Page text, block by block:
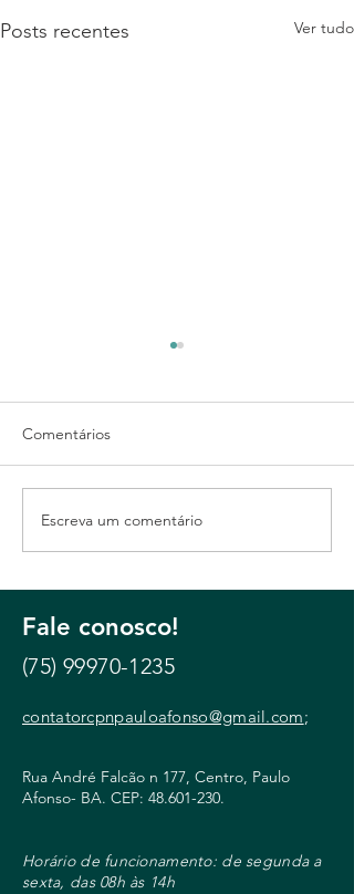
Posts recentes Ver tudo
Casamento Márcia e
Carlos
Comentários
Escreva um comentário
Fale conosco!
(75) 99970-1235
contatorcpnpauloafonso@gmail.com;
Rua André Falcão n 177, Centro, Paulo
Afonso- BA. CEP: 48.601-230.
Horário de funcionamento: de segunda a
sexta, das 08h às 14h